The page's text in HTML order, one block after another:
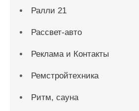
Ралли 21
Рассвет-авто
Реклама и Контакты
Ремстройтехника
Ритм, сауна